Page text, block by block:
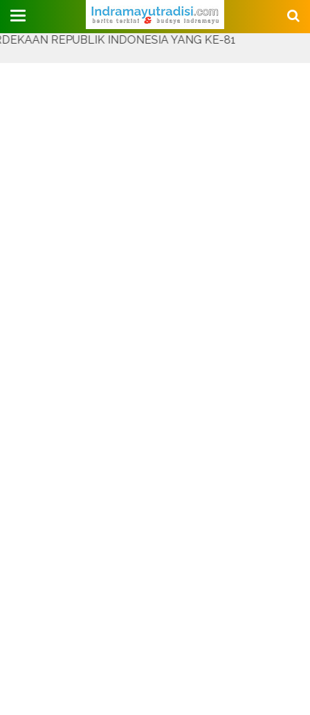
Judul Website
REPUBLIK INDONESIA YANG KE-81